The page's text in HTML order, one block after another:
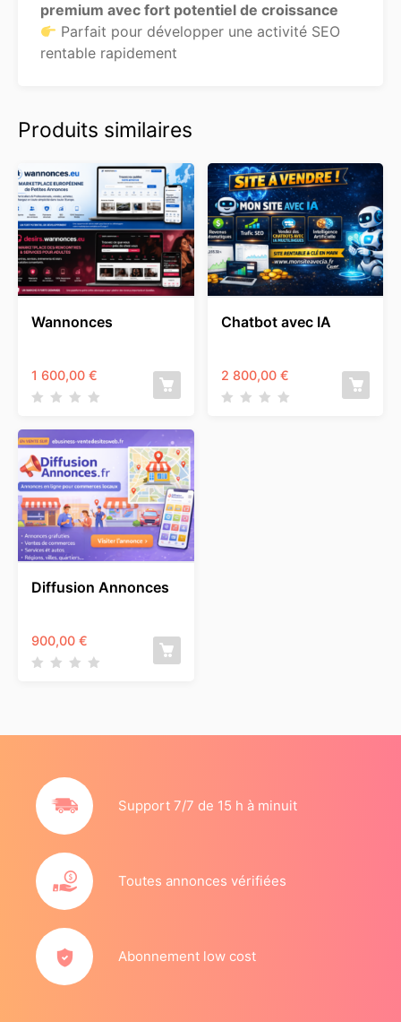
premium avec fort potentiel de croissance
Parfait pour développer une activité SEO
rentable rapidement
Produits similaires
Wannonces
1 600,00 €
Chatbot avec IA
2 800,00 €
Diffusion Annonces
900,00 €
Support 7/7 de 15 h à minuit
Toutes annonces vérifiées
Abonnement low cost